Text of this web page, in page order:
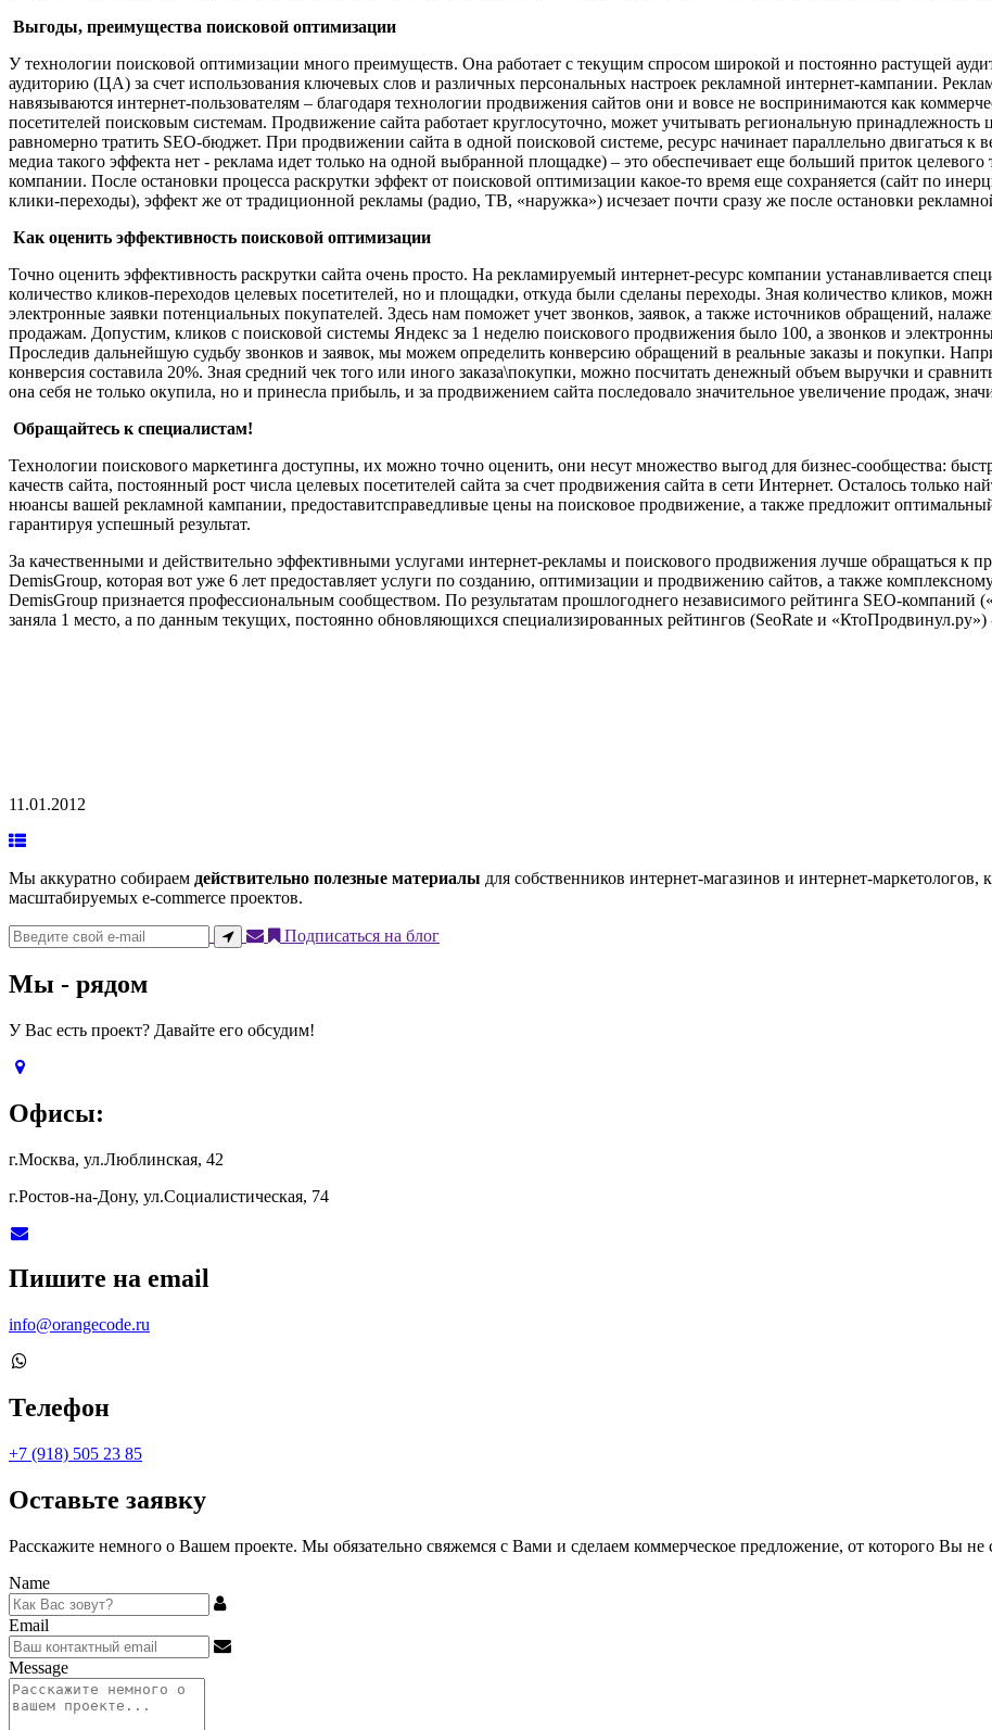
Выгоды, преимущества поисковой оптимизации
У технологии поисковой оптимизации много преимуществ. Она работает с текущим спросом широкой и постоянно растущей
аудиторию (ЦА) за счет использования ключевых слов и различных персональных настроек рекламной интернет-кампании.
навязываются интернет-пользователям – благодаря технологии продвижения сайтов они и вовсе не воспринимаются как
посетителей поисковым системам. Продвижение сайта работает круглосуточно, может учитывать региональную принадлежность
равномерно тратить SEO-бюджет. При продвижении сайта в одной поисковой системе, ресурс начинает параллельно двигаться
медиа такого эффекта нет - реклама идет только на одной выбранной площадке) – это обеспечивает еще больший приток
компании. После остановки процесса раскрутки эффект от поисковой оптимизации какое-то время еще сохраняется (сайт по
клики-переходы), эффект же от традиционной рекламы (радио, ТВ, «наружка») исчезает почти сразу же после остановки
Как оценить эффективность поисковой оптимизации
Точно оценить эффективность раскрутки сайта очень просто. На рекламируемый интернет-ресурс компании устанавливается
количество кликов-переходов целевых посетителей, но и площадки, откуда были сделаны переходы. Зная количество кликов,
электронные заявки потенциальных покупателей. Здесь нам поможет учет звонков, заявок, а также источников обращений,
продажам. Допустим, кликов с поисковой системы Яндекс за 1 неделю поискового продвижения было 100, а звонков и
Проследив дальнейшую судьбу звонков и заявок, мы можем определить конверсию обращений в реальные заказы и покупки.
конверсия составила 20%. Зная средний чек того или иного заказа\покупки, можно посчитать денежный объем выручки и
она себя не только окупила, но и принесла прибыль, и за продвижением сайта последовало значительное увеличение продаж,
Обращайтесь к специалистам!
Технологии поискового маркетинга доступны, их можно точно оценить, они несут множество выгод для бизнес-сообщества:
качеств сайта, постоянный рост числа целевых посетителей сайта за счет продвижения сайта в сети Интернет. Осталось только
нюансы вашей рекламной кампании, предоставитсправедливые цены на поисковое продвижение, а также предложит
гарантируя успешный результат.
За качественными и действительно эффективными услугами интернет-рекламы и поискового продвижения лучше обращаться к
DemisGroup, которая вот уже 6 лет предоставляет услуги по созданию, оптимизации и продвижению сайтов, а также
DemisGroup признается профессиональным сообществом. По результатам прошлогоднего независимого рейтинга SEO-компаний
заняла 1 место, а по данным текущих, постоянно обновляющихся специализированных рейтингов (SeoRate и «КтоПродвинул.ру»)
11.01.2012
Мы аккуратно собираем действительно полезные материалы для собственников интернет-магазинов и интернет-
масштабируемых e-commerce проектов.
Подписаться на блог
Мы - рядом
У Вас есть проект? Давайте его обсудим!
Офисы:
г.Москва, ул.Люблинская, 42
г.Ростов-на-Дону, ул.Социалистическая, 74
Пишите на email
info@orangecode.ru
Телефон
+7 (918) 505 23 85
Оставьте заявку
Расскажите немного о Вашем проекте. Мы обязательно свяжемся с Вами и сделаем коммерческое предложение, от которого Вы не
Name
Email
Message